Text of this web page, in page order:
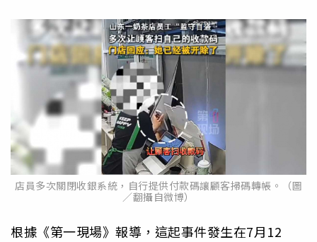
店員多次關閉收銀系統，自行提供付款碼讓顧客掃碼轉帳。（圖
／翻攝自微博）
根據《第一現場》報導，這起事件發生在7月12